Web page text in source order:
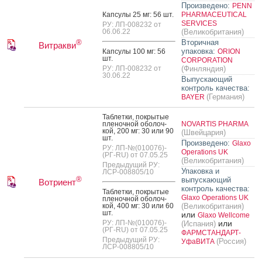
Витракви®
Кап­су­лы 25 мг: 56 шт.
РУ: ЛП-008232 от
06.06.22
Кап­су­лы 100 мг: 56
шт.
РУ: ЛП-008232 от
30.06.22
Произведено: PENN
PHARMACEUTICAL
SERVICES
(Великобритания)
Вторичная
упаковка: ORION
CORPORATION
(Финляндия)
Выпускающий
контроль качества:
BAYER (Германия)
Вотриент®
Таб­летки, пок­ры­тые
пле­ноч­ной обо­лоч­
кой, 200 мг: 30 или 90
шт.
РУ: ЛП-№(010076)-
(РГ-RU) от 07.05.25
Предыдущий РУ:
ЛСР-008805/10
Таб­летки, пок­ры­тые
пле­ноч­ной обо­лоч­
кой, 400 мг: 30 или 60
шт.
РУ: ЛП-№(010076)-
(РГ-RU) от 07.05.25
Предыдущий РУ:
ЛСР-008805/10
NOVARTIS PHARMA
(Швейцария)
Произведено: Glaxo
Operations UK
(Великобритания)
Упаковка и
выпускающий
контроль качества:
Glaxo Operations UK
(Великобритания)
или Glaxo Wellcome
(Испания) или
ФАРМСТАНДАРТ-
УфаВИТА (Россия)